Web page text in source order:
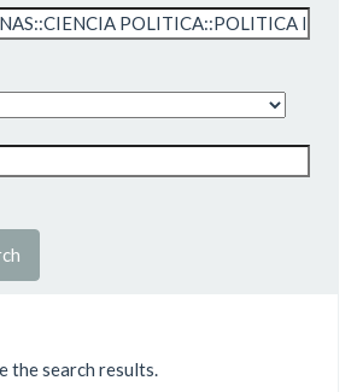
the search results.